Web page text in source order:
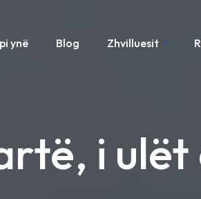
ynë Blog Zhvilluesit
i ulët